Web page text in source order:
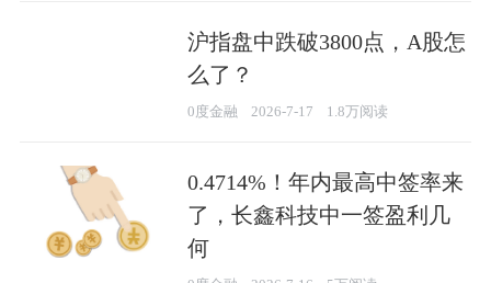
沪指盘中跌破3800点，A股怎
么了？
0度金融 2026-7-17 1.8万阅读
0.4714%！年内最高中签率来
了，长鑫科技中一签盈利几
何